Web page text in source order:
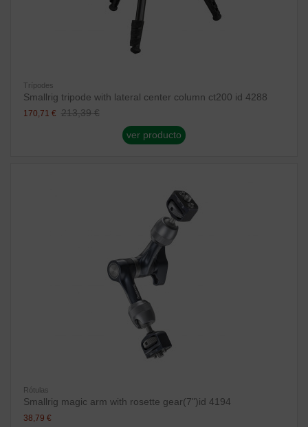
Trípodes
Smallrig tripode with lateral center column ct200 id 4288
170,71 € 213,39 €
ver producto
Rótulas
Smallrig magic arm with rosette gear(7")id 4194
38,79 €